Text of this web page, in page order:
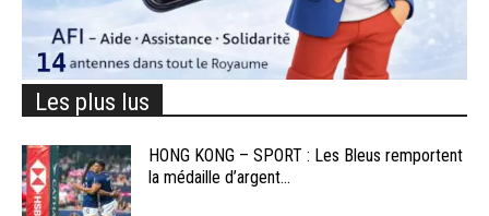
Les plus lus
HONG KONG – SPORT : Les Bleus remportent
la médaille d’argent...